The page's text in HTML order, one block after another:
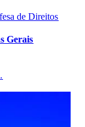
de Direitos​​
Gerais​​